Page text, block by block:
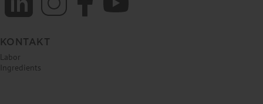
KONTAKT
Labor
Ingredients